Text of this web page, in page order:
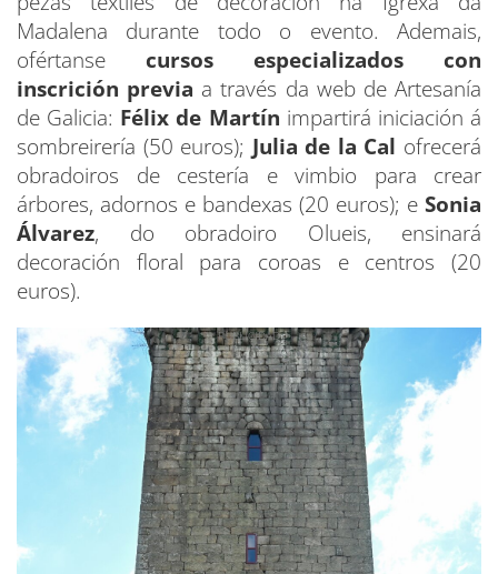
Madalena durante todo o evento. Ademais,
ofértanse cursos especializados con
inscrición previa a través da web de Artesanía
de Galicia: Félix de Martín impartirá iniciación á
sombreirería (50 euros); Julia de la Cal ofrecerá
obradoiros de cestería e vimbio para crear
árbores, adornos e bandexas (20 euros); e Sonia
Álvarez, do obradoiro Olueis, ensinará
decoración floral para coroas e centros (20
euros).